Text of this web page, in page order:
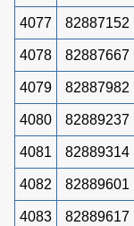
4077 82887152
4078 82887667
4079 82887982
4080 82889237
4081 82889314
4082 82889601
4083 82889617